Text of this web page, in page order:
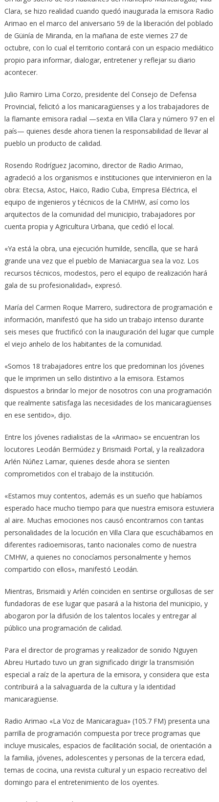
Clara, se hizo realidad cuando quedó inaugurada la emisora Radio
Arimao en el marco del aniversario 59 de la liberación del poblado
de Güinía de Miranda, en la mañana de este viernes 27 de
octubre, con lo cual el territorio contará con un espacio mediático
propio para informar, dialogar, entretener y reflejar su diario
acontecer.
Julio Ramiro Lima Corzo, presidente del Consejo de Defensa
Provincial, felicitó a los manicaragüenses y a los trabajadores de
la flamante emisora radial —sexta en Villa Clara y número 97 en el
país— quienes desde ahora tienen la responsabilidad de llevar al
pueblo un producto de calidad.
Rosendo Rodríguez Jacomino, director de Radio Arimao,
agradeció a los organismos e instituciones que intervinieron en la
obra: Etecsa, Astoc, Haico, Radio Cuba, Empresa Eléctrica, el
equipo de ingenieros y técnicos de la CMHW, así como los
arquitectos de la comunidad del municipio, trabajadores por
cuenta propia y Agricultura Urbana, que cedió el local.
«Ya está la obra, una ejecución humilde, sencilla, que se hará
grande una vez que el pueblo de Maniacargua sea la voz. Los
recursos técnicos, modestos, pero el equipo de realización hará
gala de su profesionalidad», expresó.
María del Carmen Roque Marrero, sudirectora de programación e
información, manifestó que ha sido un trabajo intenso durante
seis meses que fructificó con la inauguración del lugar que cumple
el viejo anhelo de los habitantes de la comunidad.
«Somos 18 trabajadores entre los que predominan los jóvenes
que le imprimen un sello distintivo a la emisora. Estamos
dispuestos a brindar lo mejor de nosotros con una programación
que realmente satisfaga las necesidades de los manicaragüenses
en ese sentido», dijo.
Entre los jóvenes radialistas de la «Arimao» se encuentran los
locutores Leodán Bermúdez y Brismaidi Portal, y la realizadora
Arlén Núñez Lamar, quienes desde ahora se sienten
comprometidos con el trabajo de la institución.
«Estamos muy contentos, además es un sueño que habíamos
esperado hace mucho tiempo para que nuestra emisora estuviera
al aire. Muchas emociones nos causó encontrarnos con tantas
personalidades de la locución en Villa Clara que escuchábamos en
diferentes radioemisoras, tanto nacionales como de nuestra
CMHW, a quienes no conocíamos personalmente y hemos
compartido con ellos», manifestó Leodán.
Mientras, Brismaidi y Arlén coinciden en sentirse orgullosas de ser
fundadoras de ese lugar que pasará a la historia del municipio, y
abogaron por la difusión de los talentos locales y entregar al
público una programación de calidad.
Para el director de programas y realizador de sonido Nguyen
Abreu Hurtado tuvo un gran significado dirigir la transmisión
especial a raíz de la apertura de la emisora, y considera que esta
contribuirá a la salvaguarda de la cultura y la identidad
manicaragüense.
Radio Arimao «La Voz de Manicaragua» (105.7 FM) presenta una
parrilla de programación compuesta por trece programas que
incluye musicales, espacios de facilitación social, de orientación a
la familia, jóvenes, adolescentes y personas de la tercera edad,
temas de cocina, una revista cultural y un espacio recreativo del
domingo para el entretenimiento de los oyentes.